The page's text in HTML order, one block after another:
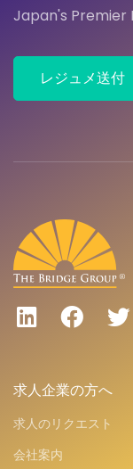
Japan's Premier
レジュメ送付
求人企業の方へ
求人のリクエスト
会社案内